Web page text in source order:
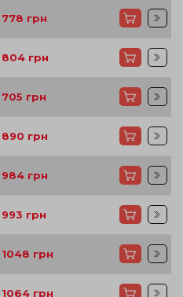
778 грн
804 грн
705 грн
890 грн
984 грн
993 грн
1048 грн
1064 грн